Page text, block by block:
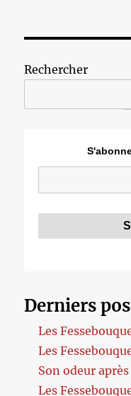
Rechercher
Derniers
Les
Les
Son odeur
Les